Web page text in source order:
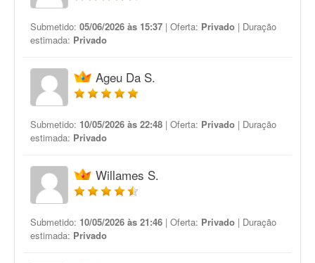
Submetido: 05/06/2026 às 15:37 | Oferta: Privado | Duração
estimada: Privado
Ageu Da S.
Submetido: 10/05/2026 às 22:48 | Oferta: Privado | Duração
estimada: Privado
Willames S.
Submetido: 10/05/2026 às 21:46 | Oferta: Privado | Duração
estimada: Privado